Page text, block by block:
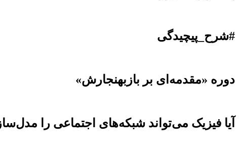
#شرح_پیچیدگی
دوره «مقدمه‌ای بر بازبهنجارش»
آیا فیزیک می‌تواند شبکه‌های اجتماعی را